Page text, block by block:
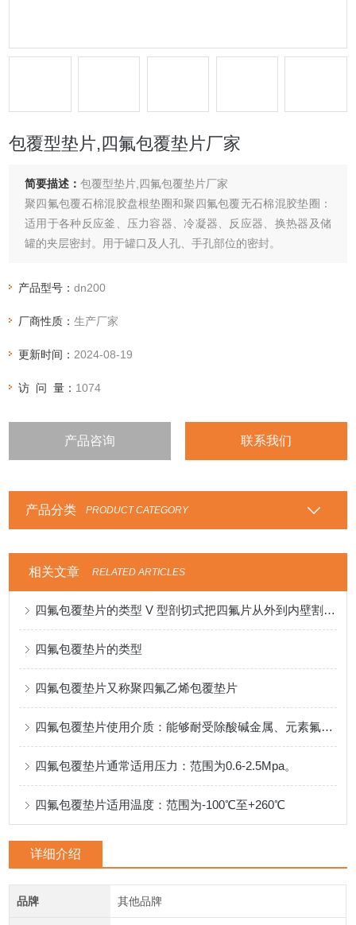
包覆型垫片,四氟包覆垫片厂家
简要描述：包覆型垫片,四氟包覆垫片厂家
聚四氟包覆石棉混胶盘根垫圈和聚四氟包覆无石棉混胶垫圈：
适用于各种反应釜、压力容器、冷凝器、反应器、换热器及储
罐的夹层密封。用于罐口及人孔、手孔部位的密封。
产品型号：dn200
厂商性质：生产厂家
更新时间： 2024-08-19
访 问 量： 1074
产品咨询 联系我们
产品分类 PRODUCT CATEGORY
相关文章 RELATED ARTICLES
四氟包覆垫片的类型 V 型剖切式把四氟片从外到内壁割开适用低压，经济型
四氟包覆垫片的类型
四氟包覆垫片又称聚四氟乙烯包覆垫片
四氟包覆垫片使用介质：能够耐受除酸碱金属、元素氟等物质。
四氟包覆垫片通常适用压力：范围为0.6-2.5Mpa。
四氟包覆垫片适用温度：范围为-100℃至+260℃
详细介绍
品牌 其他品牌